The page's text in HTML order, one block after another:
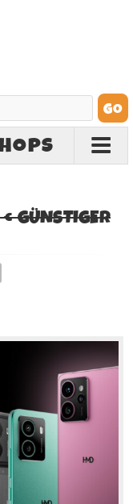
GÜNSTIGER